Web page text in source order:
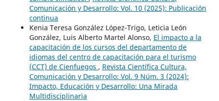
Comunicación y Desarrollo: Vol. 10 (2025): Publicación
continua
Kenia Teresa González López-Trigo, Leticia León
González, Luis Alberto Martel Alonso, El impacto a la
capacitación de los cursos del departamento de
idiomas del centro de capacitación para el turismo
(CCT) de Cienfuegos , Revista Científica Cultura,
Comunicación y Desarrollo: Vol. 9 Núm. 3 (2024):
Impacto, Educación y Desarrollo: Una Mirada
Multidisciplinaria